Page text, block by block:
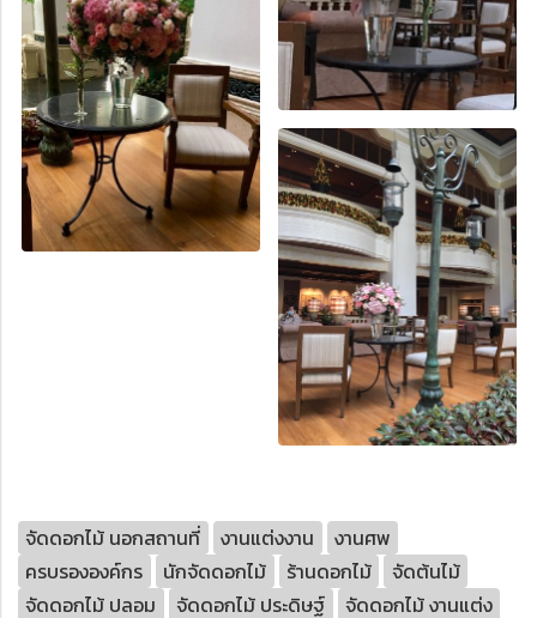
จัดดอกไม้ นอกสถานที่ งานแต่งงาน
งานศพ
ครบรององค์กร
นักจัดดอกไม้ ร้านดอกไม้
จัดต้นไม้
จัดดอกไม้ ปลอม
จัดดอกไม้ ประดิษฐ์
จัดดอกไม้ งานแต่ง